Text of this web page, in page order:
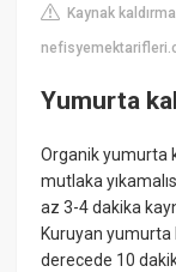
Kaynak
Yumurta
Organik yumurta
mutlaka
az 3-4 dakika
Kuruyan yumurta
derecede 10